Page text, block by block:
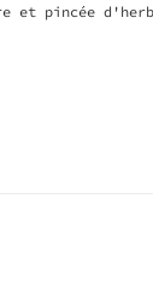
et pincée